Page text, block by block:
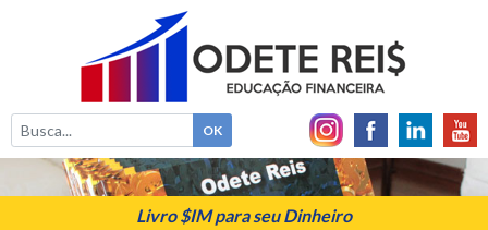
Livro $IM para seu Dinheiro